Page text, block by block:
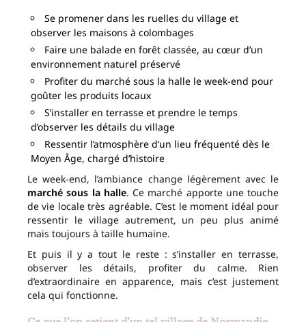
Se promener dans les ruelles du village et
observer les maisons à colombages
Faire une balade en forêt classée, au cœur d’un
environnement naturel préservé
Profiter du marché sous la halle le week-end pour
goûter les produits locaux
S’installer en terrasse et prendre le temps
d’observer les détails du village
Ressentir l’atmosphère d’un lieu fréquenté dès le
Moyen Âge, chargé d’histoire
Le week-end, l’ambiance change légèrement avec le
marché sous la halle. Ce marché apporte une touche
de vie locale très agréable. C’est le moment idéal pour
ressentir le village autrement, un peu plus animé
mais toujours à taille humaine.
Et puis il y a tout le reste : s’installer en terrasse,
observer les détails, profiter du calme. Rien
d’extraordinaire en apparence, mais c’est justement
cela qui fonctionne.